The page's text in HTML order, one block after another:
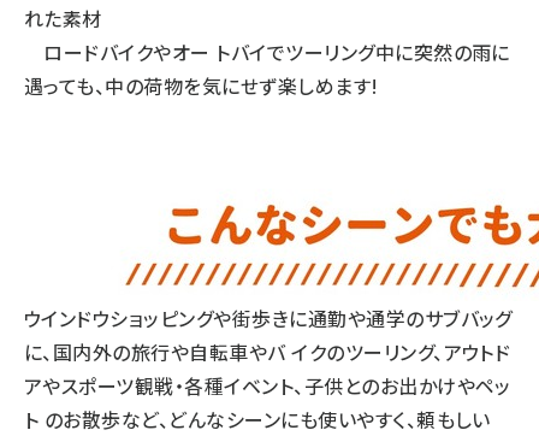
れた素材
ロードバイクやオー トバイでツーリング中に突然の雨に
遇っても、中の荷物を気にせず楽しめます!
ウインドウショッピングや街歩きに通勤や通学のサブバッグ
に、国内外の旅行や自転車やバ イクのツーリング、アウトド
アやスポーツ観戦・各種イベント、子供とのお出かけやペッ
ト のお散歩など、どんなシーンにも使いやすく、頼もしい